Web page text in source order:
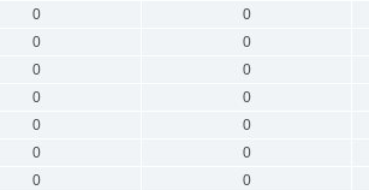
0 0
0 0
0 0
0 0
0 0
0 0
0 0